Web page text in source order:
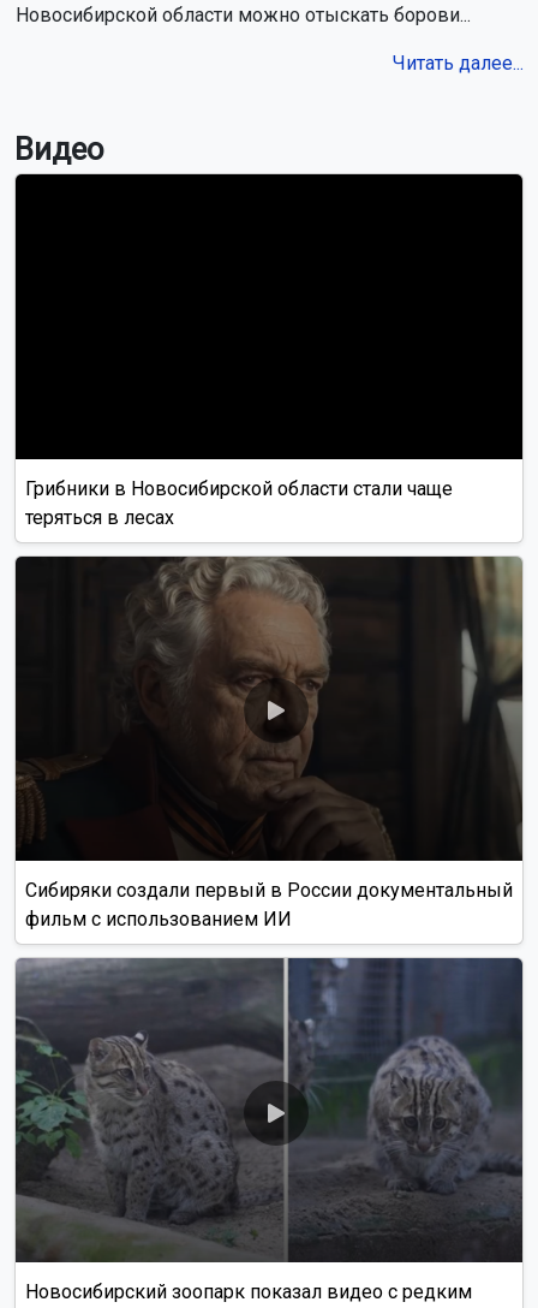
Новосибирской области можно отыскать борови...
Читать далее...
Видео
Грибники в Новосибирской области стали чаще
теряться в лесах
Сибиряки создали первый в России документальный
фильм с использованием ИИ
Новосибирский зоопарк показал видео с редким